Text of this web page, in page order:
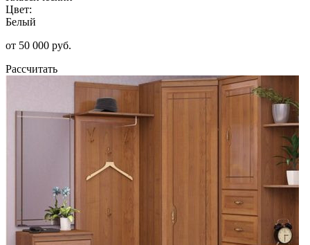
Цвет:
Белый
от 50 000 руб.
Рассчитать